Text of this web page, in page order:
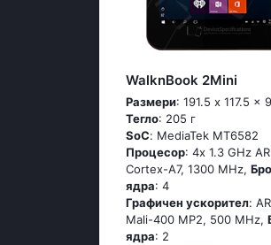
WalknBook 2Mini
Размери: 191.5 x 117.5 x
Тегло: 205 г
SoC: МеdiаТеk МТ6582
Процесор: 4х 1.3 GНz
Соrtех-А7, 1300 MHz,
ядра: 4
Графичен ускорител:
Mali-400 MP2, 500 MHz,
ядра: 2